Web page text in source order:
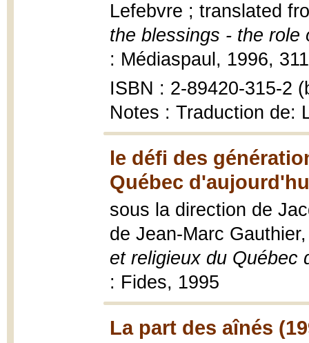
Lefebvre ; translated
the blessings - the
: Médiaspaul, 1996,
ISBN : 2-89420-315-2
Notes : Traduction de:
le défi des
Québec
sous la direction de
de Jean-Marc
et religieux du Québec
: Fides, 1995
La part des aînés